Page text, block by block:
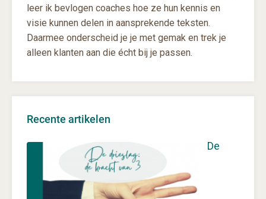
leer ik bevlogen coaches hoe ze hun kennis en
visie kunnen delen in aansprekende teksten.
Daarmee onderscheid je je met gemak en trek je
alleen klanten aan die écht bij je passen.
Recente artikelen
De